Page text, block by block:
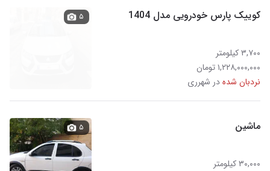
کوییک پارس خودرویی مدل 1404
۳,۷۰۰ کیلومتر
۱,۲۲۸,۰۰۰,۰۰۰ تومان
نردبان شدهدر شهرری
۵
ماشین
۳۰,۰۰۰ کیلومتر
۵